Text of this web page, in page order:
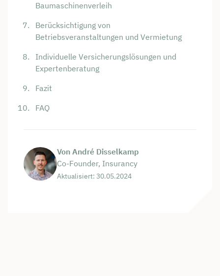
Baumaschinenverleih
Berücksichtigung von
Betriebsveranstaltungen und Vermietung
Individuelle Versicherungslösungen und
Expertenberatung
Fazit
FAQ
Von André Disselkamp
Co-Founder, Insurancy
Aktualisiert: 30.05.2024